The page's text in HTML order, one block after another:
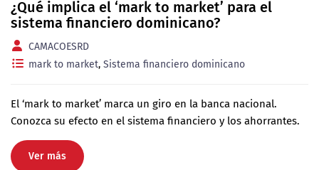
¿Qué implica el ‘mark to market’ para el
sistema financiero dominicano?
CAMACOESRD
mark to market, Sistema financiero dominicano
El ‘mark to market’ marca un giro en la banca nacional.
Conozca su efecto en el sistema financiero y los ahorrantes.
Ver más